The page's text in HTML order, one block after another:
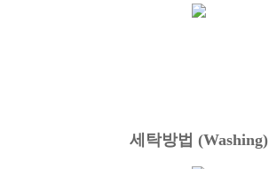
세탁방법 (Washing)